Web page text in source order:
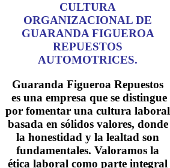
CULTURA
ORGANIZACIONAL DE
GUARANDA FIGUEROA
REPUESTOS
AUTOMOTRICES.
Guaranda Figueroa Repuestos
es una empresa que se distingue
por fomentar una cultura laboral
basada en sólidos valores, donde
la honestidad y la lealtad son
fundamentales. Valoramos la
ética laboral como parte integral